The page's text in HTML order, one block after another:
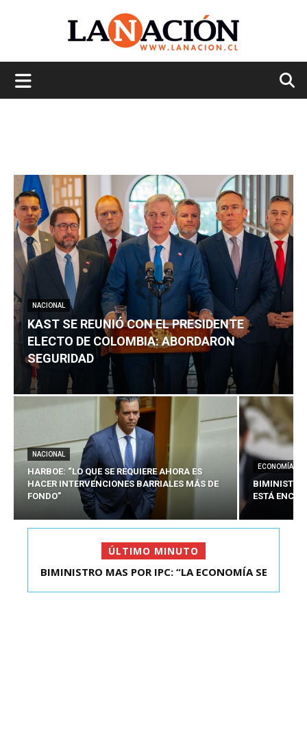
NACIONAL
KAST SE REUNIÓ CON EL PRESIDENTE
ELECTO DE COLOMBIA: ABORDARON
SEGURIDAD
NACIONAL
HARBOE: “LO QUE SE REQUIERE AHORA ES
HACER INTERVENCIONES BARRIALES MÁS DE
FONDO”
ECONOMÍA
BIMINISTRO
ESTÁ
ÚLTIMO MINUTO
KAST SE REUNIÓ CON EL PRESIDENTE ELECTO DE